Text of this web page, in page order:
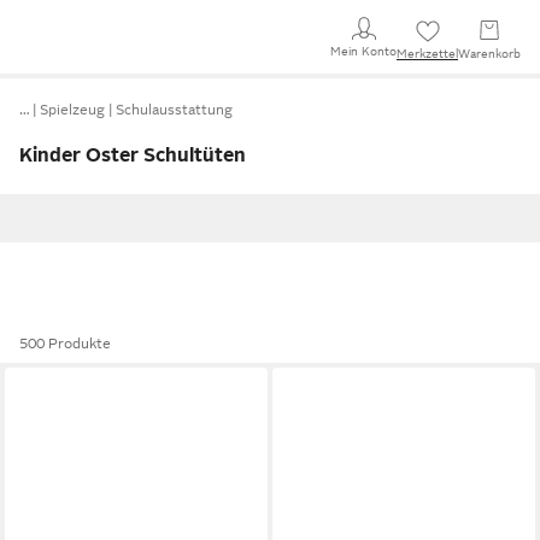
Mein KontoMerkzettel Warenkorb
… Spielzeug Schulausstattung
Kinder Oster Schultüten
500 Produkte